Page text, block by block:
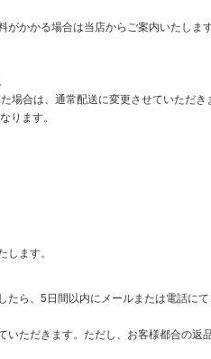
かかる場合は当店からご案内いたします
場合は、通常配送に変更させていただき
ります。
ます。
ら、5日間以内にメールまたは電話に
ただきます。ただし、お客様都合の返